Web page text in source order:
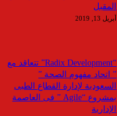
المقبل
أبريل 13, 2019
“Radix Development” تتعاقد مع
” اتحاد مفهوم الصحة ”
السعودية لإدارة القطاع الطبى
بمشروع “Agile ” فى العاصمة
الإدارية